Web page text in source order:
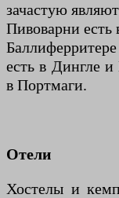
зачастую
Пивоварни
есть в Дингле
в Портмаги.
Отели
Хостелы и